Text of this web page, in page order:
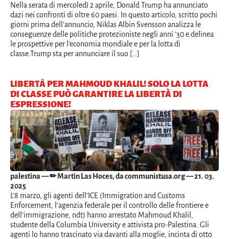
Nella serata di mercoledì 2 aprile, Donald Trump ha annunciato
dazi nei confronti di oltre 60 paesi. In questo articolo, scritto pochi
giorni prima dell’annuncio, Niklas Albin Svensson analizza le
conseguenze delle politiche protezioniste negli anni ’30 e delinea
le prospettive per l’economia mondiale e per la lotta di
classe.Trump sta per annunciare il suo […]
LIBERTÀ PER MAHMOUD KHALIL! SOLO LA LOTTA
DI CLASSE PUÒ GARANTIRE LA LIBERTÀ DI
ESPRESSIONE!
palestina— ✏ Martin Las Hoces, da communistusa.org — 21. 03.
2025
L’8 marzo, gli agenti dell’ICE (Immigration and Customs
Enforcement, l’agenzia federale per il controllo delle frontiere e
dell’immigrazione, ndt) hanno arrestato Mahmoud Khalil,
studente della Columbia University e attivista pro-Palestina. Gli
agenti lo hanno trascinato via davanti alla moglie, incinta di otto